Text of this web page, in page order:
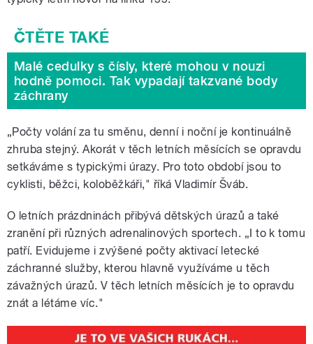
Malé cedulky s čísly, které mohou v nouzi
hodně pomoci. Tak vypadají takzvané body
záchrany
„Počty volání za tu směnu, denní i noční je kontinuálně
zhruba stejný. Akorát v těch letních měsících se opravdu
setkáváme s typickými úrazy. Pro toto období jsou to
cyklisti, běžci, koloběžkáři," říká Vladimír Šváb.
O letních prázdninách přibývá dětských úrazů a také
zranění při různých adrenalinových sportech. „I to k tomu
patří. Evidujeme i zvýšené počty aktivací letecké
záchranné služby, kterou hlavně využíváme u těch
závažných úrazů. V těch letních měsících je to opravdu
znát a létáme víc."